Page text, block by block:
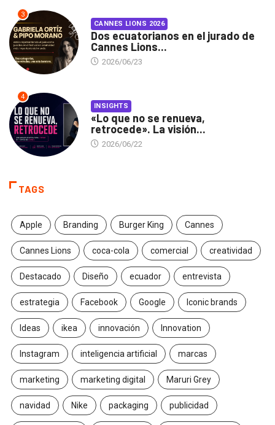
3
CANNES LIONS 2026
Dos ecuatorianos en el jurado de
Cannes Lions...
2026/06/23
4
INSIGHTS
«Lo que no se renueva,
retrocede». La visión...
2026/06/22
TAGS
Apple Branding Burger King Cannes
Cannes Lions coca-cola comercial creatividad
Destacado Diseño ecuador entrevista
estrategia Facebook Google Iconic brands
Ideas ikea innovación Innovation
Instagram inteligencia artificial marcas
marketing marketing digital Maruri Grey
navidad Nike packaging publicidad